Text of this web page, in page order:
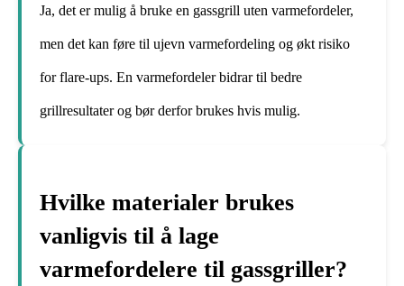
Ja, det er mulig å bruke en gassgrill uten varmefordeler,
men det kan føre til ujevn varmefordeling og økt risiko
for flare-ups. En varmefordeler bidrar til bedre
grillresultater og bør derfor brukes hvis mulig.
Hvilke materialer brukes
vanligvis til å lage
varmefordelere til gassgriller?